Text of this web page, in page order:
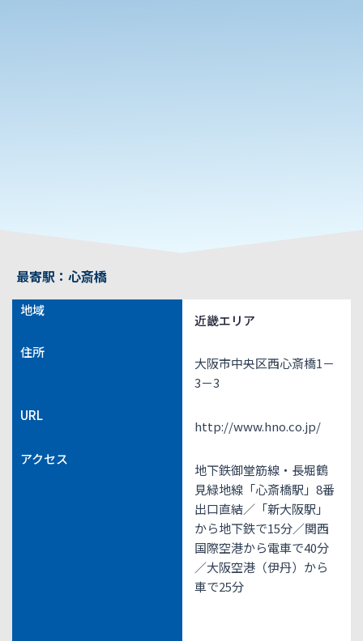
最寄駅：心斎橋
地域
近畿エリア
住所
大阪市中央区西心斎橋1－
3－3
URL
http://www.hno.co.jp/
アクセス
地下鉄御堂筋線・長堀鶴
見緑地線「心斎橋駅」8番
出口直結／「新大阪駅」
から地下鉄で15分／関西
国際空港から電車で40分
／大阪空港（伊丹）から
車で25分